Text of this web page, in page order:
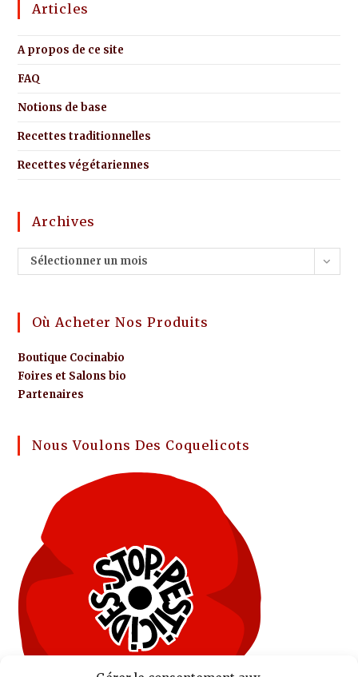
Articles
A propos de ce site
FAQ
Notions de base
Recettes traditionnelles
Recettes végétariennes
Archives
Sélectionner un mois
Où Acheter Nos Produits
Boutique Cocinabio
Foires et Salons bio
Partenaires
Nous Voulons Des Coquelicots